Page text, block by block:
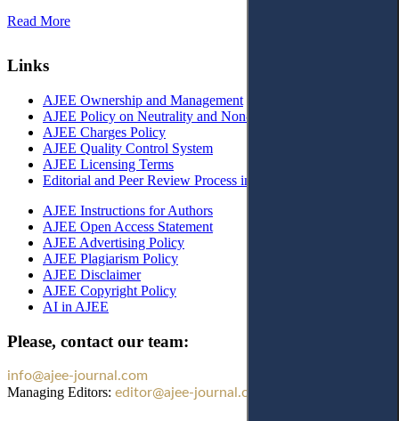
Read More
Links
AJEE Ownership and Management
AJEE Policy on Neutrality and Non-Discrimination
AJEE Charges Policy
AJEE Quality Control System
AJEE Licensing Terms
Editorial and Peer Review Process in AJEE
AJEE Instructions for Authors
AJEE Open Access Statement
AJEE Advertising Policy
AJEE Plagiarism Policy
AJEE Disclaimer
AJEE Copyright Policy
AI in AJEE
Please, contact our team:
info@ajee-journal.com
Managing Editors: editor@ajee-journal.com